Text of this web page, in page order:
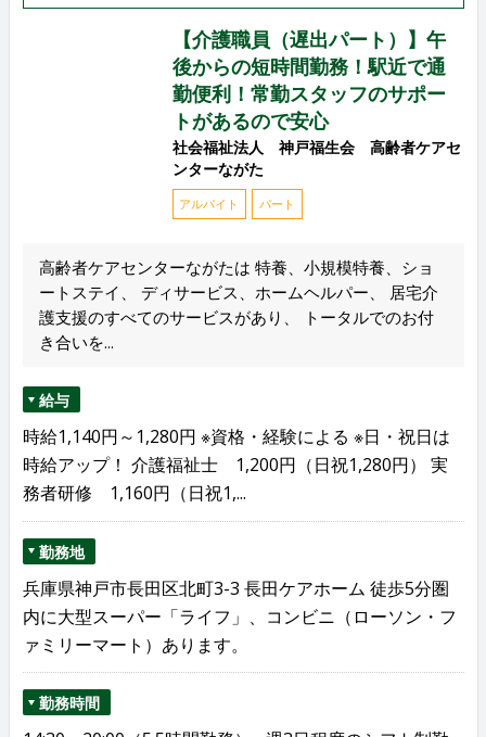
【介護職員（遅出パート）】午
後からの短時間勤務！駅近で通
勤便利！常勤スタッフのサポー
トがあるので安心
社会福祉法人 神戸福生会 高齢者ケアセ
ンターながた
アルバイト パート
高齢者ケアセンターながたは 特養、小規模特養、ショ
ートステイ、 ディサービス、ホームヘルパー、 居宅介
護支援のすべてのサービスがあり、 トータルでのお付
き合いを...
給与
時給1,140円～1,280円 ※資格・経験による ※日・祝日は
時給アップ！ 介護福祉士 1,200円（日祝1,280円） 実
務者研修 1,160円（日祝1,...
勤務地
兵庫県神戸市長田区北町3-3 長田ケアホーム 徒歩5分圏
内に大型スーパー「ライフ」、コンビニ（ローソン・フ
ァミリーマート）あります。
勤務時間